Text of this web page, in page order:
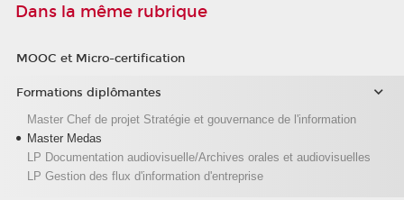
Dans la même rubrique
MOOC et Micro-certification
Formations diplômantes
Master Chef de projet Stratégie et gouvernance de l'information
Master Medas
LP Documentation audiovisuelle/Archives orales et audiovisuelles
LP Gestion des flux d'information d'entreprise